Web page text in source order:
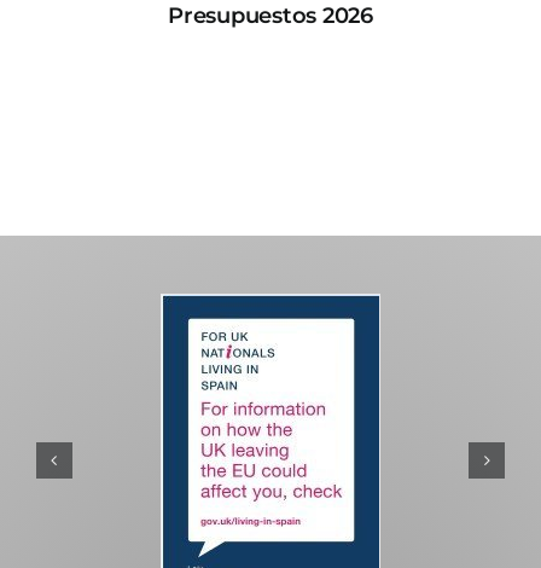
Presupuestos 2026